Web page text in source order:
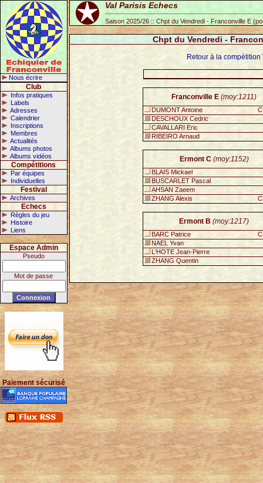
Nous écrire
Club
Infos pratiques
Labels
Adresses
Calendrier
Inscriptions
Membres
Actualités
Albums photos
Albums vidéos
Compétitions
Par équipes
Individuelles
Festival
Archives
Echecs
Règles du jeu
Histoire
Liens
Espace Admin
Pseudo
Mot de passe
Paiement sécurisé
Val Parisis Echecs
Saison 2025/26 :: Chpt du Vendredi - Franconville E
Chpt du Vendredi -
Retour à la
Franconville E (moy:1211)
DUMONT Antoine
DESCHOUX Cedric
CAVALLARI Eric
RIBEIRO Arnaud
Ermont C (moy:1152)
BLAIS Mickael
BUSCARLET Pascal
AHSAN Zaeem
ZHANG Alexis
Ermont B (moy:1217)
BARC Patrice
NAEL Yvan
L'HOTE Jean-Pierre
ZHANG Quentin